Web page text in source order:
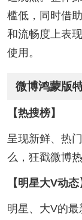
槛低，同时借
和流畅度上表
使用。
微博鸿蒙版
【热搜榜】
呈现新鲜、热
么，狂戳微博
【明星大V动态
明星、大V的